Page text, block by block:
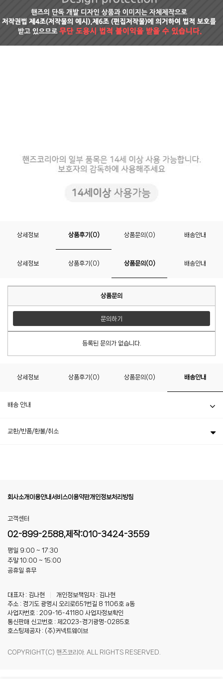
상세정보 상품후기(0) 상품문의(0) 배송안내
상세정보 상품후기(0) 상품문의(0) 배송안내
상품문의
문의하기
등록된 문의가 없습니다.
상세정보 상품후기(0) 상품문의(0) 배송안내
배송 안내
교환/반품/환불/취소
회사소개 이용안내서비스이용약관개인정보처리방침
고객센터
02-899-2588,제작:010-3424-3559
평일 9:00 ~ 17:30
주말 10:00 ~ 15:00
공휴일 휴무
대표자 : 김나현
개인정보책임자 : 김나현
주소 : 경기도 광명시 오리로651번길 8 1106호 a동
사업자번호 : 209-16-41180 사업자정보확인
통신판매 신고번호 : 제2023-경기광명-0285호
호스팅제공자 : (주)커넥트웨이브
COPYRIGHT(C) 핸즈코리아. ALL RIGHTS RESERVED.